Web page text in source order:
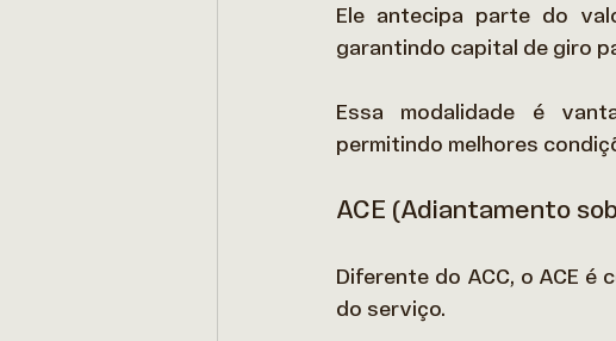
Ele antecipa parte do
garantindo capital de giro
Essa modalidade é
permitindo melhores
ACE (Adiantamento
Diferente do ACC, o ACE
do serviço.